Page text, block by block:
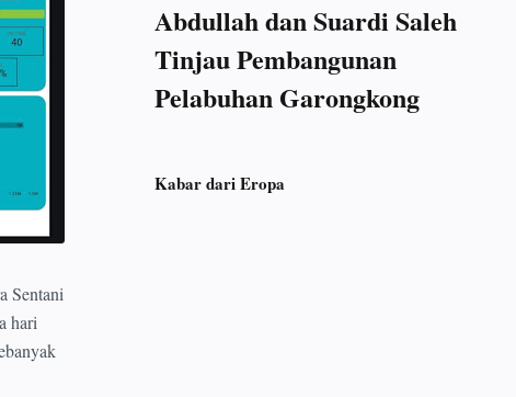
Sentani
hari
Abdullah dan Suardi Saleh
Tinjau Pembangunan
Pelabuhan Garongkong
Kabar dari Eropa